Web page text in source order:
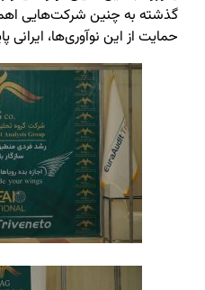
گذشته به چنین شرکت‌هایی
حمایت از این نوآوری‌ها، ایرانی